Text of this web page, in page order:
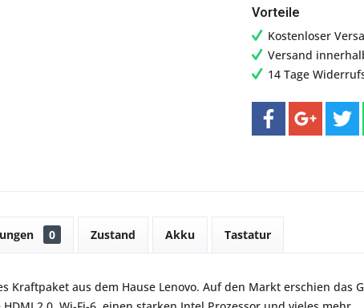
Vorteile
Kostenloser
Versand
14 Tage
0 Zustand Akku Tastatur
Kraftpaket aus dem Hause Lenovo. Auf den Markt erschien das